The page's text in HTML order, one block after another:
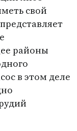
свой
районы
в этом деле